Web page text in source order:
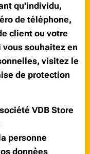
qu'individu,
de téléphone,
client ou votre
souhaitez en
visitez le
de protection
VDB Store
personne
données